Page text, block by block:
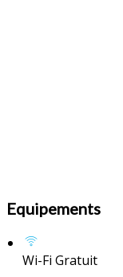
Equipements
Wi-Fi Gratuit